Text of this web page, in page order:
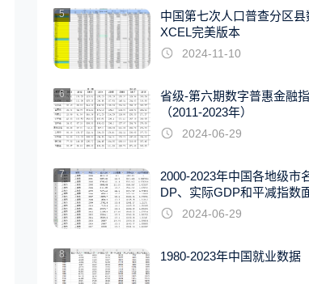
5
中国第七次人口普查分区县
XCEL完美版本
2024-11-10
6
省级-第六期数字普惠金融
（2011-2023年）
2024-06-29
7
2000-2023年中国各地级市
DP、实际GDP和平减指数
据
2024-06-29
8 1980-2023年中国就业数据